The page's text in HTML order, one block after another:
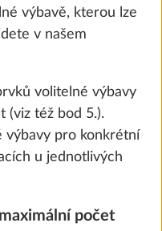
to make the best
výbavě, kterou lze
v našem
volitelné výbavy
(viz též bod 5.).
výbavy pro konkrétní
u jednotlivých
počet